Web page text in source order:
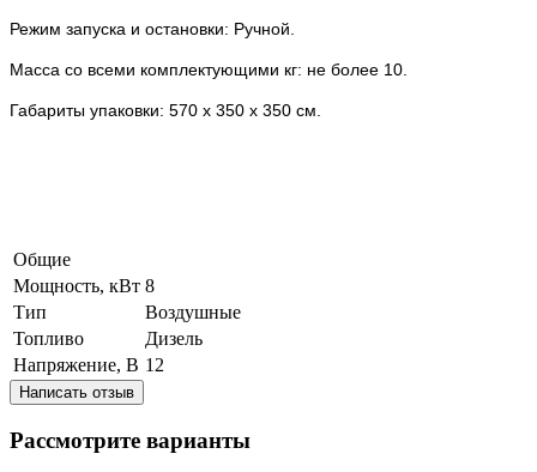
Режим запуска и остановки: Ручной.
Масса со всеми комплектующими кг: не более 10.
Габариты упаковки: 570 х 350 х 350 см.
Общие
Мощность, кВт 8
Тип
Воздушные
Топливо
Дизель
Напряжение, В 12
Написать отзыв
Рассмотрите варианты